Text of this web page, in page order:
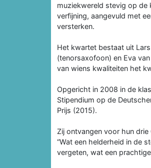
muziekwereld stevig op de
verfijning, aangevuld met
versterken.
Het kwartet bestaat uit
(tenorsaxofoon) en Eva
van wiens kwaliteiten het
Opgericht in 2008 in de
Stipendium op de
Prijs (2015).
Zij ontvangen voor hun drie
“Wat een helderheid in de
vergeten, wat een